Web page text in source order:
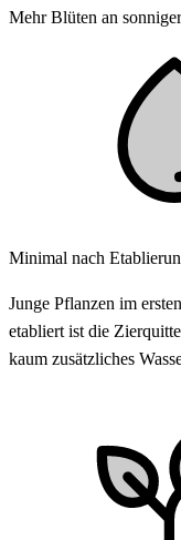
Mehr Blüten an
Minimal nach
Junge Pflanzen im
etabliert ist die
kaum zusätzliches